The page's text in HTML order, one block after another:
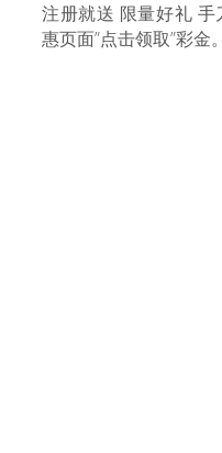
注册就送 限量好礼
惠页面”点击领取”彩金。